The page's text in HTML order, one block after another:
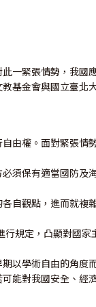
一緊張情勢，我國
基金會與國立臺北
由權。面對緊張情
須保有適當國防及
自觀點，進而就複
規定，凸顯對國
以學術自由的角度
能對我國安全、經